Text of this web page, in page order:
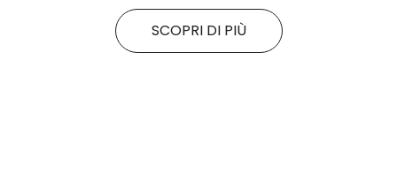
SCOPRI DI PIÙ